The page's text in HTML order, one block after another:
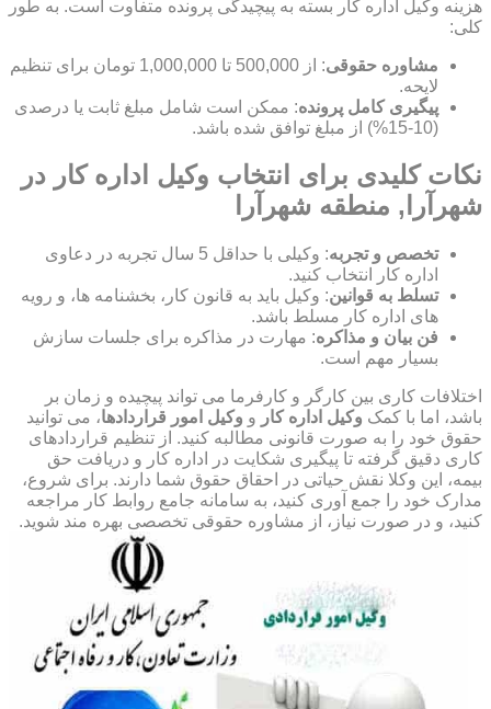
هزینه وکیل اداره کار بسته به پیچیدگی پرونده متفاوت است. به طور
کلی:
مشاوره حقوقی
: از 500,000 تا 1,000,000 تومان برای تنظیم
لایحه.
پیگیری کامل پرونده: ممکن است شامل مبلغ ثابت یا درصدی
(10-15%) از مبلغ توافق شده باشد.
نکات کلیدی برای انتخاب وکیل اداره کار در
شهرآرا, منطقه شهرآرا
تخصص و تجربه
: وکیلی با حداقل 5 سال تجربه در دعاوی
اداره کار انتخاب کنید.
تسلط به قوانین: وکیل باید به قانون کار، بخشنامه ها، و رویه
های اداره کار مسلط باشد.
فن بیان و مذاکره: مهارت در مذاکره برای جلسات سازش
بسیار مهم است.
اختلافات کاری بین کارگر و کارفرما می تواند پیچیده و زمان بر
باشد، اما با کمک وکیل اداره کار و وکیل امور قراردادها، می توانید
حقوق خود را به صورت قانونی مطالبه کنید. از تنظیم قراردادهای
کاری دقیق گرفته تا پیگیری شکایت در اداره کار و دریافت حق
بیمه، این وکلا نقش حیاتی در احقاق حقوق شما دارند. برای شروع،
مدارک خود را جمع آوری کنید، به سامانه جامع روابط کار مراجعه
کنید، و در صورت نیاز، از مشاوره حقوقی تخصصی بهره مند شوید.